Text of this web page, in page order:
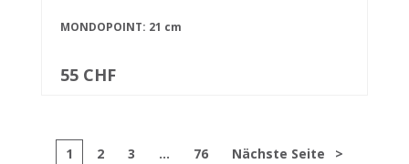
MONDOPOINT: 21 cm
55 CHF
1 2 3 ... 76 Nächste Seite >